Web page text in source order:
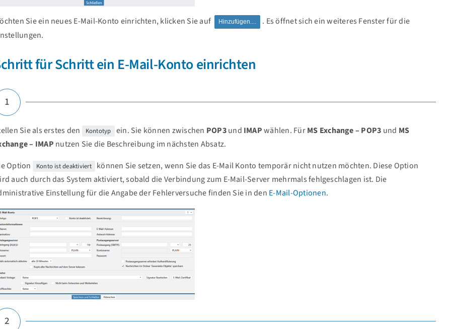
Sie ein neues E-Mail-Konto einrichten, klicken Sie auf Hinzufügen....
. Es öffnet sich ein weiteres Fenster für die
für Schritt ein E-Mail-Konto einrichten
1
Sie als erstes den Kontotyp ein. Sie können zwischen POP3und IMAPwählen. FürMS Exchange – POP3 und MS
– IMAP nutzen Sie die Beschreibung im nächsten Absatz.
Option
Konto ist deaktiviert
können Sie setzen, wenn Sie das E-Mail Konto temporär nicht nutzen möchten. Diese Option
auch durch das System aktiviert, sobald die Verbindung zum E-Mail-Server mehrmals fehlgeschlagen ist. Die
Einstellung für die Angabe der Fehlerversuche finden Sie in den E-Mail-Optionen.
2